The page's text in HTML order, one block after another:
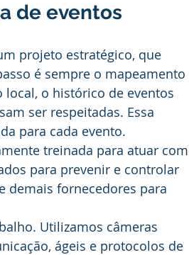
de eventos
projeto estratégico, que
é sempre o mapeamento
o histórico de eventos
ser respeitadas. Essa
para cada evento.
treinada para atuar com
para prevenir e controlar
demais fornecedores para
Utilizamos câmeras
ágeis e protocolos de